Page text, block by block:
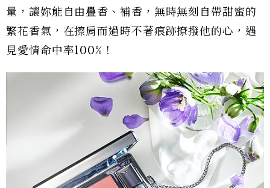
量，讓妳能自由疊香、補香，無時無刻自帶甜蜜的
繁花香氣，在擦肩而過時不著痕跡撩撥他的心，遇
見愛情命中率100%！